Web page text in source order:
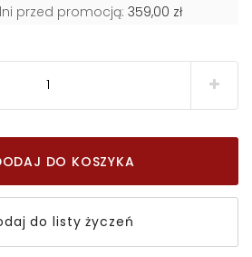
przed promocją: 359,00 zł
DO KOSZYKA
do listy życzeń